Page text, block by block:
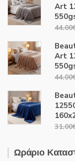
Art
44.00
Art
44.00
31.00
Ωράριο